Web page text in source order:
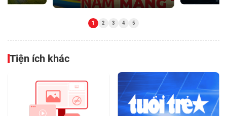
Tiện ích khác